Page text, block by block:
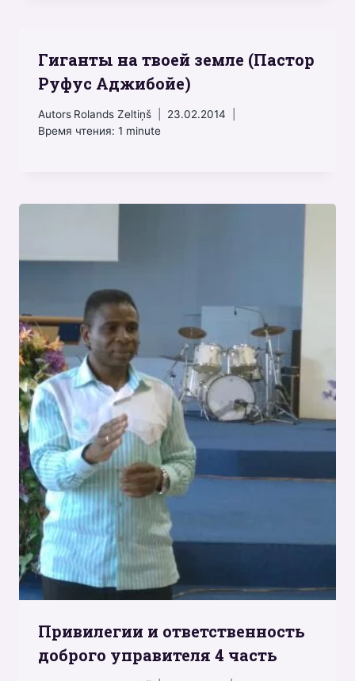
Гиганты на твоей земле (Пастор
Руфус Аджибойе)
Autors Rolands Zeltiņš
23.02.2014
Время чтения: 1 minute
Привилегии и ответственность
доброго управителя 4 часть